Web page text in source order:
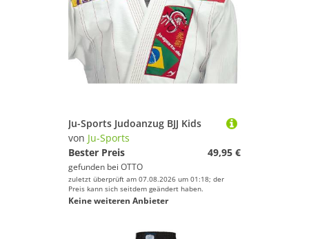
Ju-Sports Judoanzug BJJ Kids
von Ju-Sports
Bester Preis
49,95 €
gefunden bei OTTO
zuletzt überprüft am 07.08.2026 um 01:18; der
Preis kann sich seitdem geändert haben.
Keine weiteren Anbieter